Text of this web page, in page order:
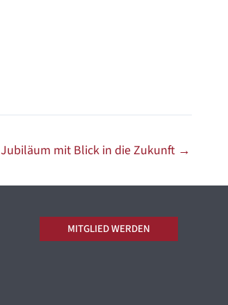
Jubiläum mit Blick in die Zukunft →
MITGLIED WERDEN